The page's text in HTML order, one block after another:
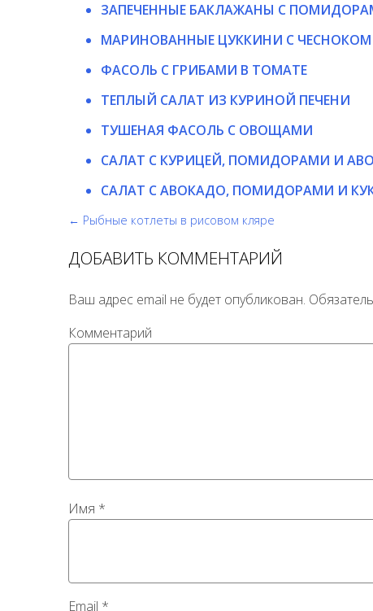
ЗАПЕЧЕННЫЕ БАКЛАЖАНЫ С
МАРИНОВАННЫЕ ЦУККИНИ С ЧЕСНОКОМ
ФАСОЛЬ С ГРИБАМИ В ТОМАТЕ
ТЕПЛЫЙ САЛАТ ИЗ КУРИНОЙ ПЕЧЕНИ
ТУШЕНАЯ ФАСОЛЬ С ОВОЩАМИ
САЛАТ С КУРИЦЕЙ, ПОМИДОРАМИ И
САЛАТ С АВОКАДО, ПОМИДОРАМИ И
← Рыбные котлеты в рисовом кляре
ДОБАВИТЬ КОММЕНТАРИЙ
Ваш адрес email не будет опубликован.
Комментарий
Имя *
Email *